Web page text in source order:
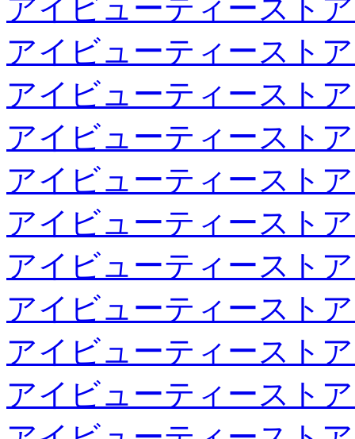
アイビューティースト
アイビューティースト
アイビューティースト
アイビューティースト
アイビューティースト
アイビューティースト
アイビューティースト
アイビューティースト
アイビューティースト
アイビューティースト